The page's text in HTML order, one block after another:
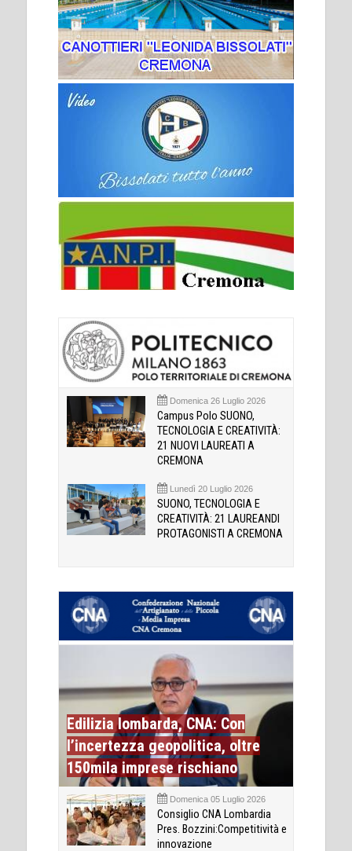
Domenica 26 Luglio 2026
Campus Polo SUONO,
TECNOLOGIA E CREATIVITÀ:
21 NUOVI LAUREATI A
CREMONA
Lunedì 20 Luglio 2026
SUONO, TECNOLOGIA E
CREATIVITÀ: 21 LAUREANDI
PROTAGONISTI A CREMONA
Edilizia lombarda, CNA: Con
l’incertezza geopolitica, oltre
150mila imprese rischiano
Domenica 05 Luglio 2026
Consiglio CNA Lombardia
Pres. Bozzini:Competitività e
innovazione